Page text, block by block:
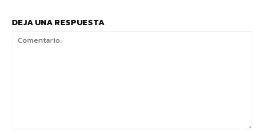
DEJA UNA RESPUESTA